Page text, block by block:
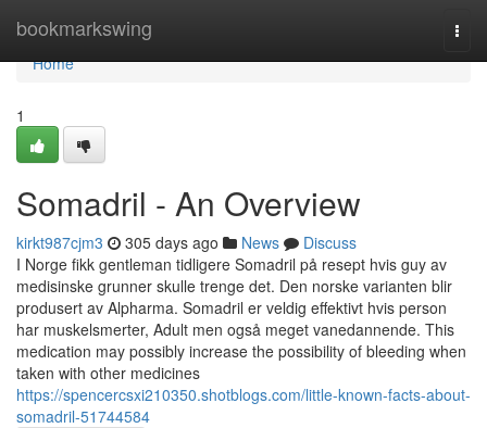
bookmarkswing
Home
Home
1
Somadril - An Overview
kirkt987cjm3 305 days ago News
Discuss
I Norge fikk gentleman tidligere Somadril på resept hvis guy av
medisinske grunner skulle trenge det. Den norske varianten blir
produsert av Alpharma. Somadril er veldig effektivt hvis person
har muskelsmerter, Adult men også meget vanedannende. This
medication may possibly increase the possibility of bleeding when
taken with other medicines
https://spencercsxi210350.shotblogs.com/little-known-facts-about-
somadril-51744584